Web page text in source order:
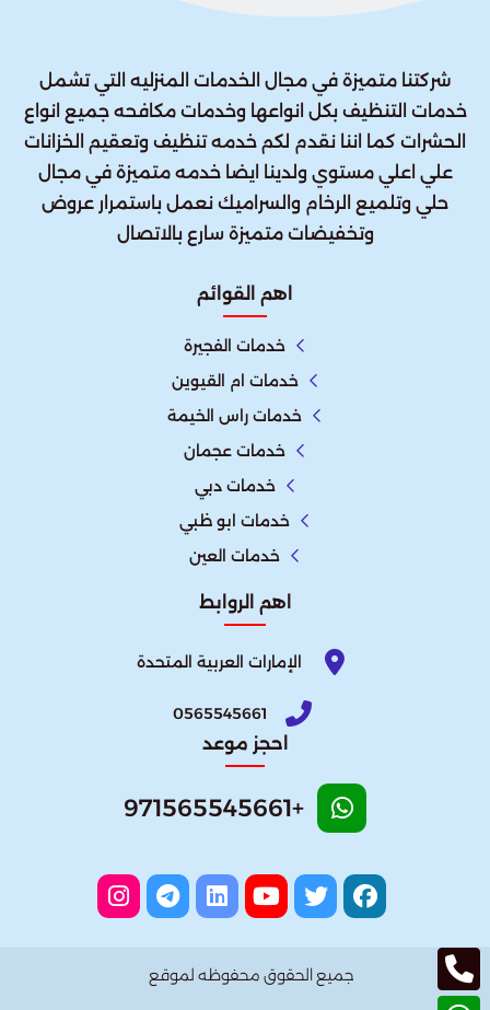
شركتنا متميزة في مجال الخدمات المنزليه التي تشمل
خدمات التنظيف بكل انواعها وخدمات مكافحه جميع انواع
الحشرات كما اننا نقدم لكم خدمه تنظيف وتعقيم الخزانات
علي اعلي مستوي ولدينا ايضا خدمه متميزة في مجال
حلي وتلميع الرخام والسراميك نعمل باستمرار عروض
وتخفيضات متميزة سارع بالاتصال
اهم القوائم
خدمات الفجيرة
خدمات ام القيوين
خدمات راس الخيمة
خدمات عجمان
خدمات دبي
خدمات ابو ظبي
خدمات العين
اهم الروابط
الإمارات العربية المتحدة​
0565545661
احجز موعد
+971565545661
جميع الحقوق محفوظه لموقع